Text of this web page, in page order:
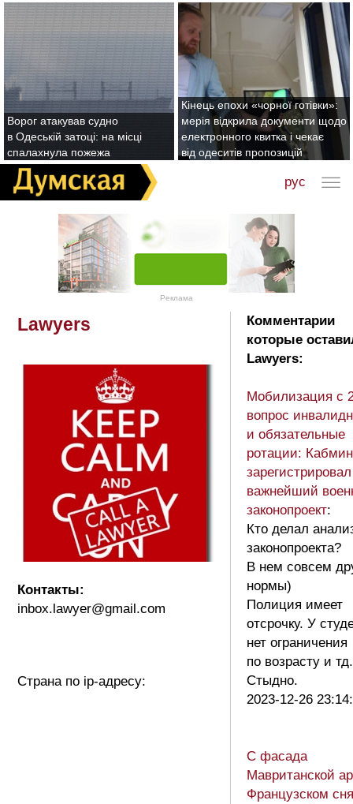
Ворог атакував судно
в Одеській затоці: на місці
спалахнула пожежа
Кінець епохи «чорної готівки»:
мерія відкрила документи щодо
електронного квитка і чекає
від одеситів пропозицій
рус
Реклама
Lawyers
Контакты:
inbox.lawyer@gmail.com
Страна по ip-адресу:
Комментарии
которые
Lawyers:
Мобилизация с
вопрос
и обязательные
ротации: Кабмин
зарегистрировал
важнейший
законопроект:
Кто делал
законопроекта?
В нем совсем
нормы)
Полиция имеет
отсрочку. У
нет ограничения
по возрасту и тд.
Стыдно.
2023-12-26
С фасада
Мавританской
Французском